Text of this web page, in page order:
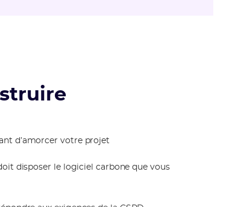
d’amorcer votre projet
disposer le logiciel carbone que vous